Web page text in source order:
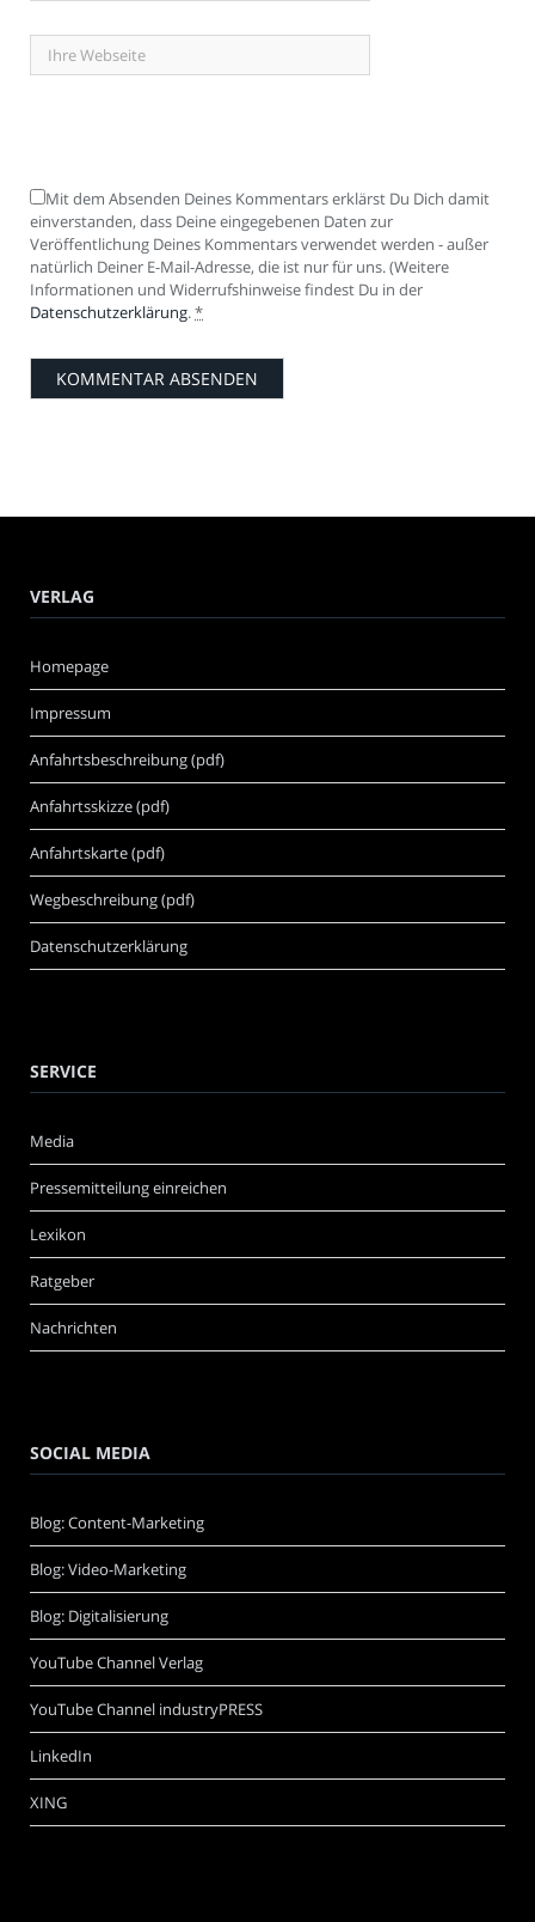
Mit dem Absenden Deines Kommentars erklärst Du Dich damit
einverstanden, dass Deine eingegebenen Daten zur
Veröffentlichung Deines Kommentars verwendet werden - außer
natürlich Deiner E-Mail-Adresse, die ist nur für uns. (Weitere
Informationen und Widerrufshinweise findest Du in der
Datenschutzerklärung.*
VERLAG
Homepage
Impressum
Anfahrtsbeschreibung (pdf)
Anfahrtsskizze (pdf)
Anfahrtskarte (pdf)
Wegbeschreibung (pdf)
Datenschutzerklärung
SERVICE
Media
Pressemitteilung einreichen
Lexikon
Ratgeber
Nachrichten
SOCIAL MEDIA
Blog: Content-Marketing
Blog: Video-Marketing
Blog: Digitalisierung
YouTube Channel Verlag
YouTube Channel industryPRESS
LinkedIn
XING